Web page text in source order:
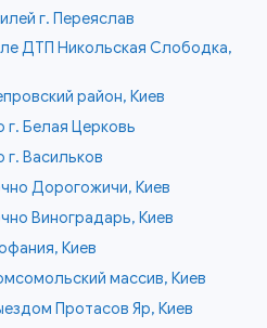
г. Переяслав
ДТП Никольская Слободка,
район, Киев
г. Белая Церковь
г. Васильков
Дорогожичи, Киев
Виноградарь, Киев
Киев
массив, Киев
Протасов Яр, Киев